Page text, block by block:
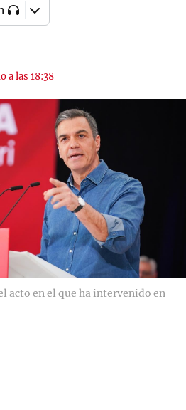
a las 18:38
acto en el que ha intervenido en